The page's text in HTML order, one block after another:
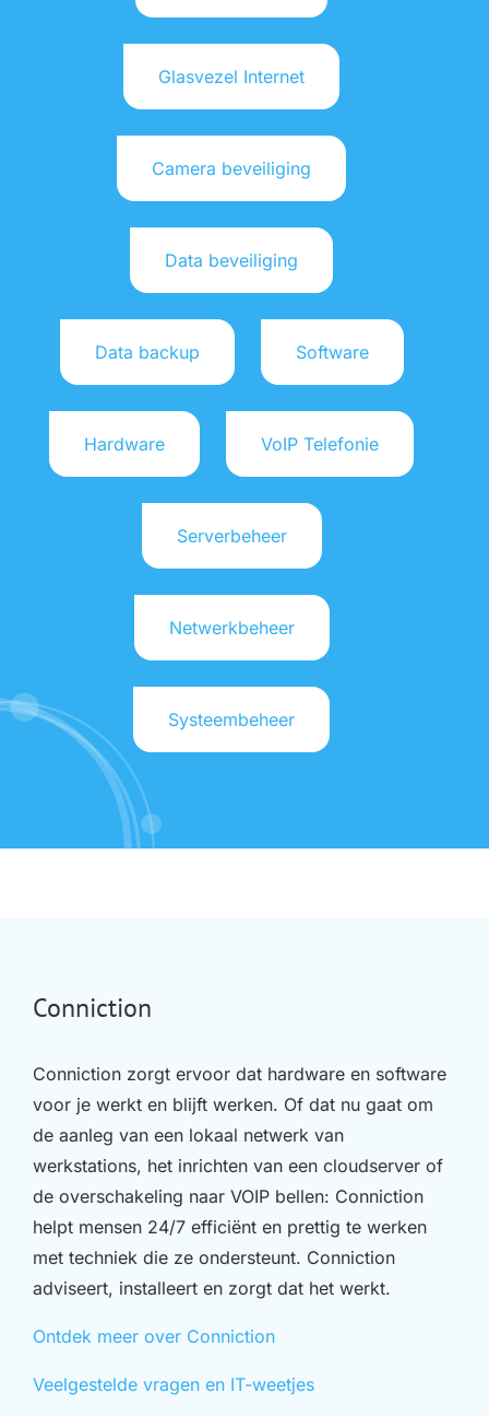
Glasvezel Internet
Camera beveiliging
Data beveiliging
Data backup Software
Hardware VoIP Telefonie
Serverbeheer
Netwerkbeheer
Systeembeheer
Conniction
Conniction zorgt ervoor dat hardware en software
voor je werkt en blijft werken. Of dat nu gaat om
de aanleg van een lokaal netwerk van
werkstations, het inrichten van een cloudserver of
de overschakeling naar VOIP bellen: Conniction
helpt mensen 24/7 efficiënt en prettig te werken
met techniek die ze ondersteunt. Conniction
adviseert, installeert en zorgt dat het werkt.
Ontdek meer over Conniction
Veelgestelde vragen en IT-weetjes